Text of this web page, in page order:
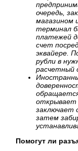
очередь,
магазином
терминал
платежей
счет
эквайере.
рубли в
расчетный
обращается
открывает
заключает
затем
Помогут ли